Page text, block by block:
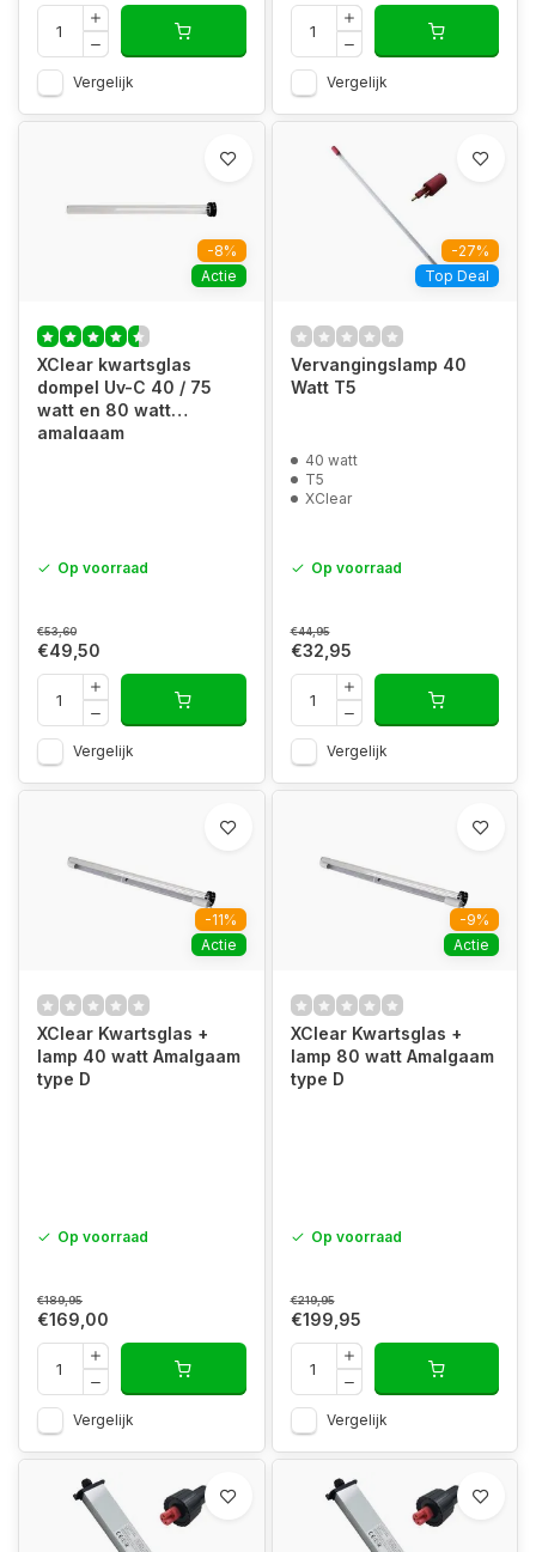
Vergelijk Vergelijk
-8%
Actie
XClear kwartsglas
dompel Uv-C 40 / 75
watt en 80 watt
amalgaam
Op voorraad
€53,60
€49,50
Vergelijk
-27%
Top Deal
Vervangingslamp 40
Watt T5
40 watt
T5
XClear
Op voorraad
€44,95
€32,95
Vergelijk
-11%
Actie
XClear Kwartsglas +
lamp 40 watt Amalgaam
type D
Op voorraad
€189,95
€169,00
Vergelijk
-9%
Actie
XClear Kwartsglas +
lamp 80 watt Amalgaam
type D
Op voorraad
€219,95
€199,95
Vergelijk